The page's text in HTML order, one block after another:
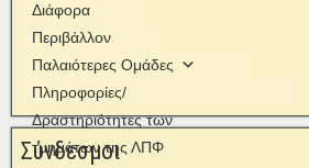
Διάφορα
Περιβάλλον
Παλαιότερες Ομάδες
Πληροφορίες/
Δραστηριότητες των
τμημάτων της ΛΠΦ
Σύνδεσμοι